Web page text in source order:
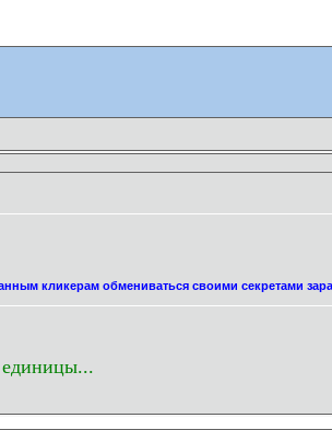
кликерам обмениваться своими секретами
единицы...